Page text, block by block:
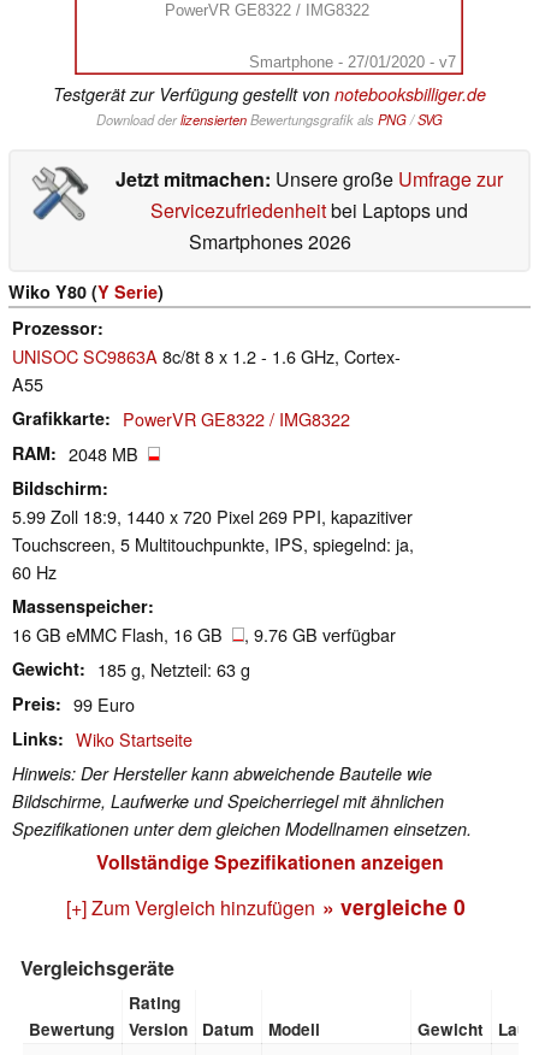
PowerVR GE8322 / IMG8322
Smartphone - 27/01/2020 - v7
Testgerät zur Verfügung gestellt von notebooksbilliger.de
Download derlizensiertenBewertungsgrafik als PNG/SVG
Jetzt mitmachen: Unsere große Umfrage zur
Servicezufriedenheitbei Laptops und
Smartphones 2026
Wiko Y80 (Y Serie)
Prozessor
UNISOC SC9863A 8c/8t 8 x 1.2 - 1.6 GHz, Cortex-
A55
Grafikkarte PowerVR GE8322 / IMG8322
RAM 2048 MB
Bildschirm
5.99 Zoll 18:9, 1440 x 720 Pixel 269 PPI, kapazitiver
Touchscreen, 5 Multitouchpunkte, IPS, spiegelnd: ja,
60 Hz
Massenspeicher
16 GB eMMC Flash, 16 GB , 9.76 GB verfügbar
Gewicht 185 g, Netzteil: 63 g
Preis 99 Euro
Links Wiko Startseite
Hinweis: Der Hersteller kann abweichende Bauteile wie
Bildschirme, Laufwerke und Speicherriegel mit ähnlichen
Spezifikationen unter dem gleichen Modellnamen einsetzen.
Vollständige Spezifikationen anzeigen
[+] Zum Vergleich hinzufügen » vergleiche 0
Vergleichsgeräte
Bewertung
Rating
Version
Datum Modell Gewicht